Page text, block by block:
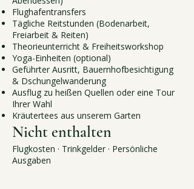
Flughafentransfers
Tägliche Reitstunden (Bodenarbeit,
Freiarbeit & Reiten)
Theorieunterricht & Freiheitsworkshop
Yoga-Einheiten (optional)
Geführter Ausritt, Bauernhofbesichtigung
& Dschungelwanderung
Ausflug zu heißen Quellen oder eine Tour
Ihrer Wahl
Kräutertees aus unserem Garten
Nicht enthalten
Flugkosten · Trinkgelder · Persönliche
Ausgaben